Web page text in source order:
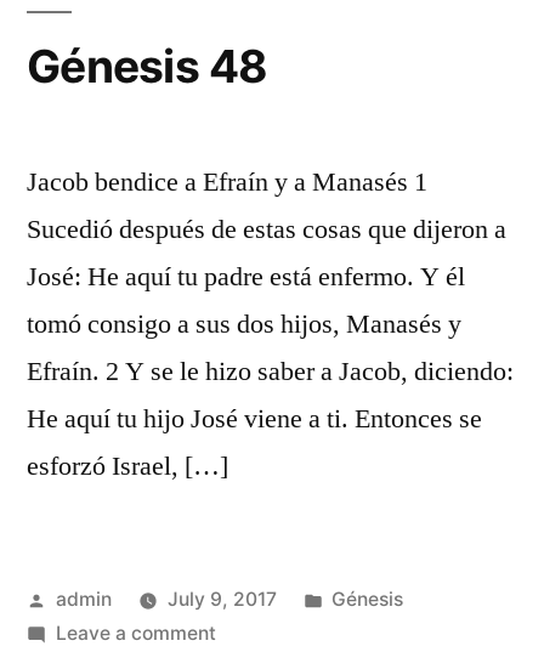
Génesis 48
Jacob bendice a Efraín y a Manasés 1
Sucedió después de estas cosas que dijeron a
José: He aquí tu padre está enfermo. Y él
tomó consigo a sus dos hijos, Manasés y
Efraín. 2 Y se le hizo saber a Jacob, diciendo:
He aquí tu hijo José viene a ti. Entonces se
esforzó Israel, […]
Posted
by
admin July 9, 2017
Posted
Génesis
Leave a commenton